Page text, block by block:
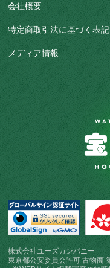
会社概要
特定商取引法に基づく表記
メディア情報
株式会社ユーズカンパニー
東京都公安委員会許可 古物商